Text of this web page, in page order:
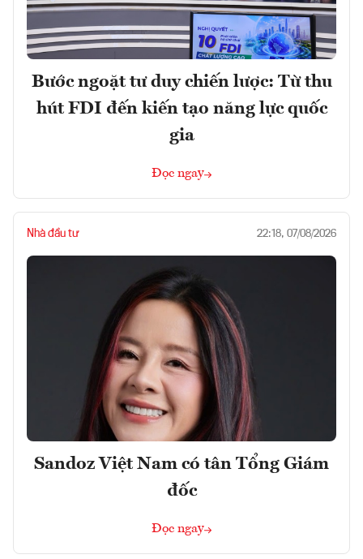
Bước ngoặt tư duy chiến lược: Từ thu
hút FDI đến kiến tạo năng lực quốc
gia
Đọc ngay
Nhà đầu tư 22:18, 07/08/2026
Sandoz Việt Nam có tân Tổng Giám
đốc
Đọc ngay